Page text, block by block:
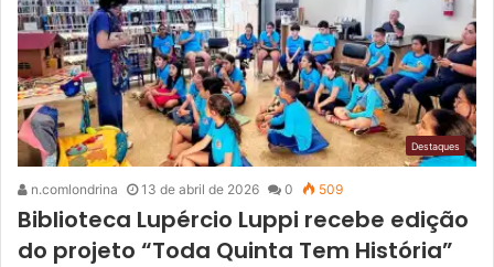
Destaques
n.comlondrina 13 de abril de 2026 0 509
Biblioteca Lupércio Luppi recebe edição
do projeto “Toda Quinta Tem História”